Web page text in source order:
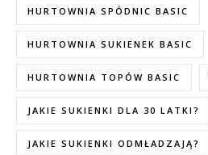
HURTOWNIA SPÓDNIC BASIC
HURTOWNIA SUKIENEK BASIC
HURTOWNIA TOPÓW BASIC
JAKIE SUKIENKI DLA 30 LATKI?
JAKIE SUKIENKI ODMŁADZAJĄ?